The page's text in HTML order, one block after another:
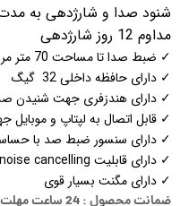
مداوم 12 روز شارژدهی
✓ ضبط صدا تا مساحت 70 متر مربع شنود صدا
✓ دارای حافظه داخلی 32 گیگ
✓ دارای هندزفری جهت شنیدن
✓ قابل اتصال به لپتاپ و
✓ دارای سنسور ضبط صد با
✓ دارای قابلیت noise cancelling
✓ دارای مگنت بسیار قوی
ضمانت محصول : 24 ساعت مهلت تست